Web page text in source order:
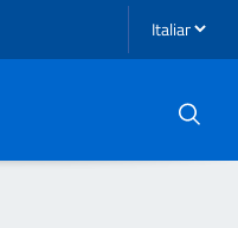
Seleziona